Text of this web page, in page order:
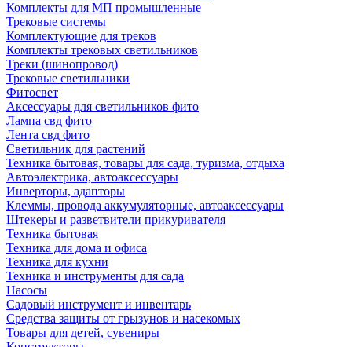
Комплекты для МП промышленные
Трековые системы
Комплектующие для треков
Комплекты трековых светильников
Треки (шинопровод)
Трековые светильники
Фитосвет
Аксессуары для светильников фито
Лампа свд фито
Лента свд фито
Светильник для растений
Техника бытовая, товары для сада, туризма, отдыха
Автоэлектрика, автоаксессуары
Инверторы, адапторы
Клеммы, провода аккумуляторные, автоаксессуары
Штекеры и разветвители прикуривателя
Техника бытовая
Техника для дома и офиса
Техника для кухни
Техника и инструменты для сада
Насосы
Садовый инструмент и инвентарь
Средства защиты от грызунов и насекомых
Товары для детей, сувениры